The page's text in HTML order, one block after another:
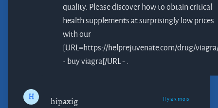
quality. Please discover how to obtain critical
health supplements at surprisingly low prices
with our
[URL=https://helprejuvenate.com/drug/
- buy viagra[/URL - .
H hipaxig Il y a 3 mois